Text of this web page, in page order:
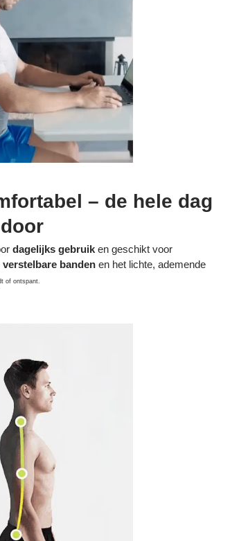
– de hele dag
door
dagelijks gebruik en geschikt voor
verstelbare banden en het lichte, ademende
of ontspant.